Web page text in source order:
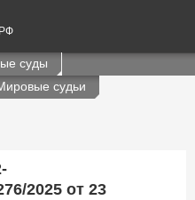
суды
судьи
2025 от 23